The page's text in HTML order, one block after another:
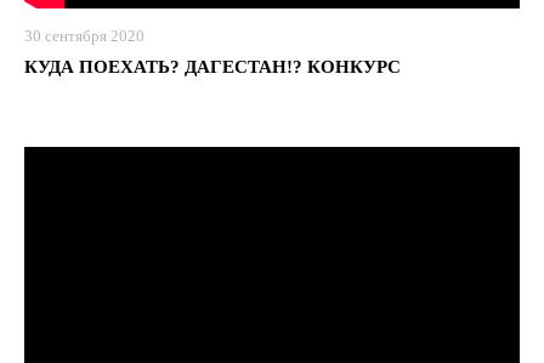
30 сентября 2020
КУДА ПОЕХАТЬ? ДАГЕСТАН!? КОНКУРС